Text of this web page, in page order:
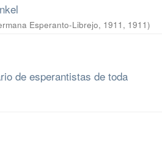
Esperanto-Librejo, 1911 , 1911)
de esperantistas de toda